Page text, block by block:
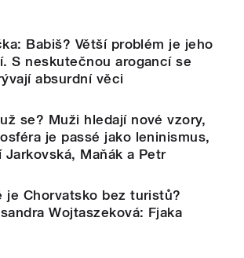
Babiš? Větší problém je jeho
S neskutečnou arogancí se
absurdní věci
se? Muži hledají nové vzory,
je passé jako leninismus,
Jarkovská, Maňák a Petr
je Chorvatsko bez turistů?
Wojtaszeková: Fjaka